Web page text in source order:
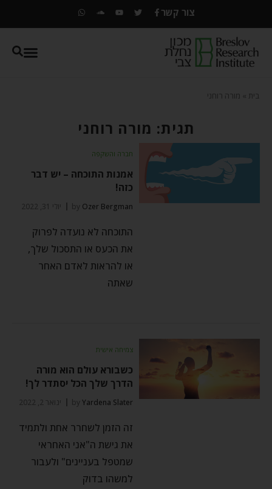
צור קשר
בית מורה רוחני
תגית: מורה רוחני
חברה והשקפה
אמנות התוכחה – יש דבר
כזה!
by Ozer Bergman יולי 31, 2022
התוכחה לא נועדה לפרוק
את הכעס או התסכול שלך,
או להראות לאדם האחר
שאתה
צמיחה אישית
כשבורא עולם הוא מורה
הדרך שלך הכל יסתדר לך!
byYardena Slater ינואר 2, 2022
זה הזמן לשחרר אחת ולתמיד
את גישת ה"אני האחראי
שמטפל בעניינים" ולעבור
למשהו בדוק